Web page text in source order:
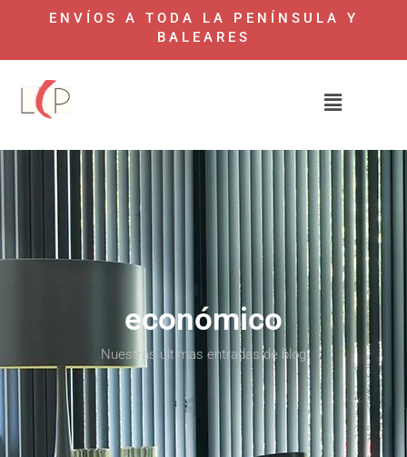
ENVÍOS A TODA LA PENÍNSULA Y
BALEARES
económico
Nuestras últimas entradas de blog